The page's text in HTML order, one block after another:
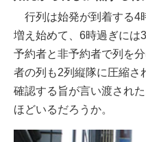
行列は始発が到着する4
増え始めて、6時過ぎには
予約者と非予約者で列を
者の列も2列縦隊に圧縮さ
確認する旨が言い渡され
ほどいるだろうか。